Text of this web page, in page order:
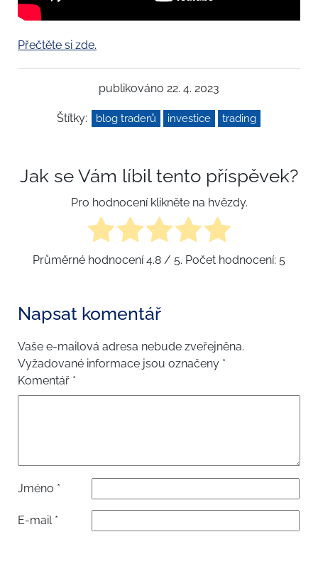
Přečtěte si zde.
publikováno 22. 4. 2023
Štítky: blog traderů investice trading
Jak se Vám líbil tento příspěvek?
Pro hodnocení klikněte na hvězdy.
Průměrné hodnocení4.8 / 5. Počet hodnocení: 5
Napsat komentář
Vaše e-mailová adresa nebude zveřejněna.
Vyžadované informace jsou označeny *
Komentář *
Jméno *
E-mail *